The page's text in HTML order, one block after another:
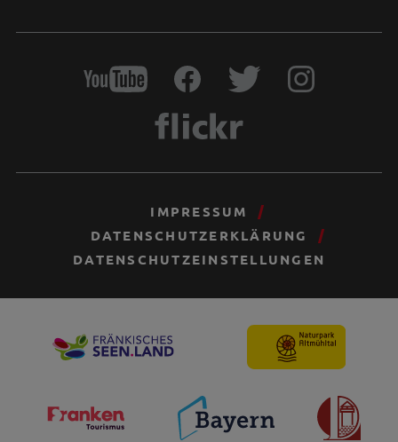
IMPRESSUM
DATENSCHUTZERKLÄRUNG
DATENSCHUTZEINSTELLUNGEN